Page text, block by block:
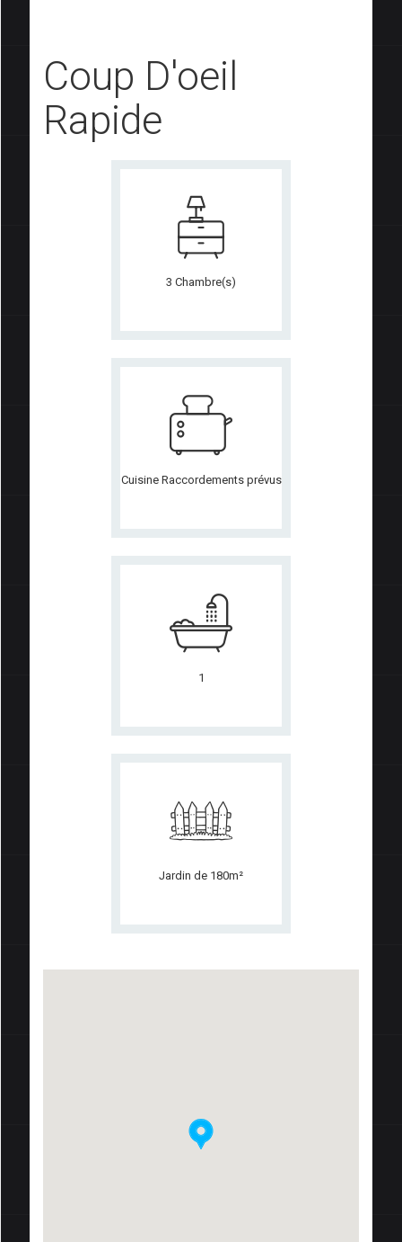
Coup D'oeil
Rapide
3 Chambre(s)
Cuisine Raccordements prévus
1
Jardin de 180m²